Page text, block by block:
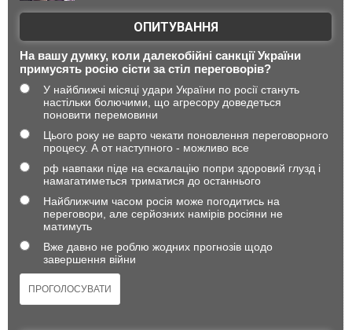
ОПИТУВАННЯ
На вашу думку, коли далекобійні санкції України
примусять росію сісти за стіл переговорів?
У найближчі місяці удари України по росії стануть
настільки болючими, що агресору доведеться
поновити перемовини
Цього року не варто чекати поновлення переговорного
процесу. А от наступного - можливо все
рф навпаки піде на ескалацію попри здоровий глузд і
намагатиметься триматися до останнього
Найближчим часом росія може погодитись на
переговори, але серйозних намірів росіяни не
матимуть
Вже давно не роблю жодних прогнозів щодо
завершення війни